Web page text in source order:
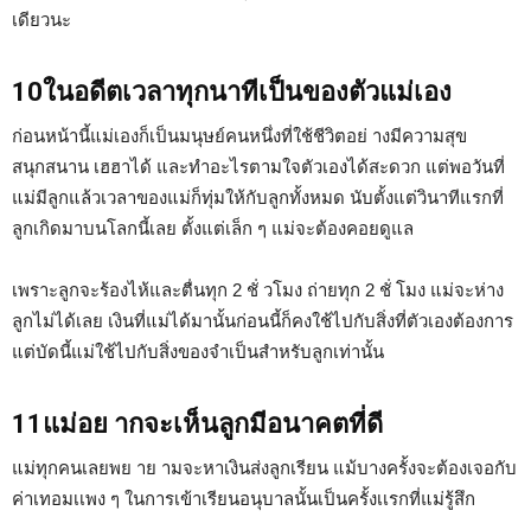
เดียวนะ
10ในอดีตเวลาทุกนาทีเป็นของตัวแม่เอง
ก่อนหน้านี้แม่เองก็เป็นมนุษย์คนหนึ่งที่ใช้ชีวิตอย่ างมีความสุข
สนุกสนาน เฮฮาได้ และทำอะไรตามใจตัวเองได้สะดวก แต่พอวันที่
แม่มีลูกแล้วเวลาของแม่ก็ทุ่มให้กับลูกทั้งหมด นับตั้งแต่วินาทีแรกที่
ลูกเกิดมาบนโลกนี้เลย ตั้งแต่เล็ก ๆ แม่จะต้องคอยดูแล
เพราะลูกจะร้องไห้และตื่นทุก 2 ชั่ วโมง ถ่ายทุก 2 ชั่ โมง แม่จะห่าง
ลูกไม่ได้เลย เงินที่แม่ได้มานั้นก่อนนี้ก็คงใช้ไปกับสิ่งที่ตัวเองต้องการ
แต่บัดนี้แม่ใช้ไปกับสิ่งของจำเป็นสำหรับลูกเท่านั้น
11แม่อย ากจะเห็นลูกมีอนาคตที่ดี
แม่ทุกคนเลยพย าย ามจะหาเงินส่งลูกเรียน แม้บางครั้งจะต้องเจอกับ
ค่าเทอมเเพง ๆ ในการเข้าเรียนอนุบาลนั้นเป็นครั้งเเรกที่แม่รู้สึก